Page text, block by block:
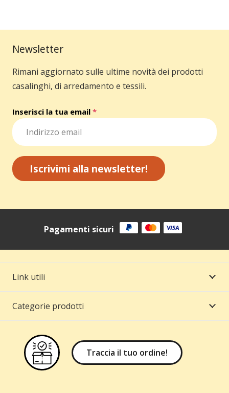
Newsletter
Rimani aggiornato sulle ultime novità dei prodotti
casalinghi, di arredamento e tessili.
Inserisci la tua email *
Iscrivimi alla newsletter!
Pagamenti sicuri
Link utili
Categorie prodotti
Traccia il tuo ordine!